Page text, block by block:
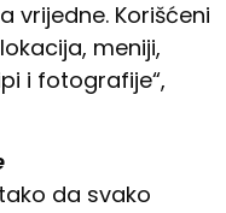
vrijedne. Korišćeni
meniji,
i fotografije“,
da svako